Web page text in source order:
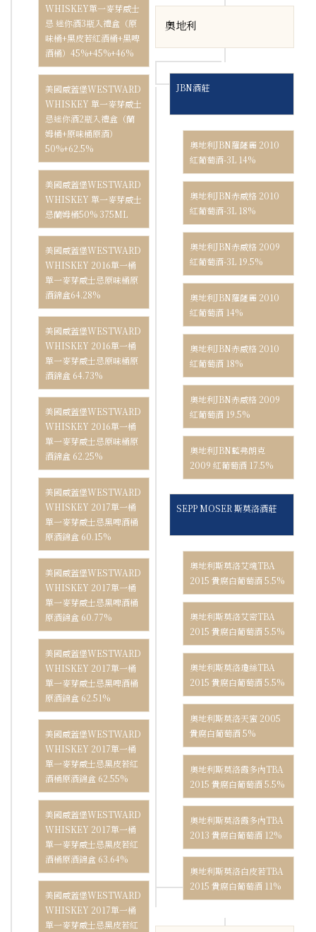
WHISKEY單一麥芽威士
忌 迷你酒3瓶入禮盒（原
味桶+黑皮若紅酒桶+黑啤
酒桶）45%+45%+46%
美國威蓋堡WESTWARD
WHISKEY 單一麥芽威士
忌迷你酒2瓶入禮盒（蘭
姆桶+原味桶原酒）
50%+62.5%
美國威蓋堡WESTWARD
WHISKEY 單一麥芽威士
忌蘭姆桶50% 375ML
美國威蓋堡WESTWARD
WHISKEY 2016單一桶
單一麥芽威士忌原味桶原
酒錦盒64.28%
美國威蓋堡WESTWARD
WHISKEY 2016單一桶
單一麥芽威士忌原味桶原
酒錦盒 64.73%
美國威蓋堡WESTWARD
WHISKEY 2016單一桶
單一麥芽威士忌原味桶原
酒錦盒 62.25%
美國威蓋堡WESTWARD
WHISKEY 2017單一桶
單一麥芽威士忌黑啤酒桶
原酒錦盒 60.15%
美國威蓋堡WESTWARD
WHISKEY 2017單一桶
單一麥芽威士忌黑啤酒桶
原酒錦盒 60.77%
美國威蓋堡WESTWARD
WHISKEY 2017單一桶
單一麥芽威士忌黑啤酒桶
原酒錦盒 62.51%
美國威蓋堡WESTWARD
WHISKEY 2017單一桶
單一麥芽威士忌黑皮若紅
酒桶原酒錦盒 62.55%
美國威蓋堡WESTWARD
WHISKEY 2017單一桶
單一麥芽威士忌黑皮若紅
酒桶原酒錦盒 63.64%
美國威蓋堡WESTWARD
WHISKEY 2017單一桶
單一麥芽威士忌黑皮若紅
奧地利
JBN酒莊
奧地利JBN羅薩麗 2010
紅葡萄酒-3L 14%
奧地利JBN赤威格 2010
紅葡萄酒-3L 18%
奧地利JBN赤威格 2009
紅葡萄酒-3L 19.5%
奧地利JBN羅薩麗 2010
紅葡萄酒 14%
奧地利JBN赤威格 2010
紅葡萄酒 18%
奧地利JBN赤威格 2009
紅葡萄酒 19.5%
奧地利JBN藍弗朗克
2009 紅葡萄酒 17.5%
SEPP MOSER 斯莫洛酒莊
奧地利斯莫洛艾魂TBA
2015 貴腐白葡萄酒 5.5%
奧地利斯莫洛艾密TBA
2015 貴腐白葡萄酒 5.5%
奧地利斯莫洛瓊絲TBA
2015 貴腐白葡萄酒 5.5%
奧地利斯莫洛天蜜 2005
貴腐白葡萄酒 5%
奧地利斯莫洛霞多內TBA
2015 貴腐白葡萄酒 5.5%
奧地利斯莫洛霞多內TBA
2013 貴腐白葡萄酒 12%
奧地利斯莫洛白皮若TBA
2015 貴腐白葡萄酒 11%